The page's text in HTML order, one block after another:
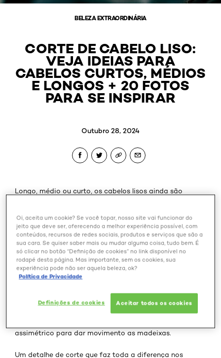
BELEZA EXTRAORDINÁRIA
CORTE DE CABELO LISO:
VEJA IDEIAS PARA
CABELOS CURTOS, MÉDIOS
E LONGOS + 20 FOTOS
PARA SE INSPIRAR
Outubro 28, 2024
Longo, médio ou curto, os cabelos lisos ainda são
é que não é preciso cair na mesmice para apostar no
estilo: dá pra brincar com diferentes cortes e tamanhos
para transformar o visual. Quem é do time dos fios
curtinhos, por exemplo, pode escolher entre o
moderninho corte pixie ou as variações do corte bob,
enquanto as fãs do comprimento médio podem se
assimétrico para dar movimento as madeixas.
Um detalhe de corte que faz toda a diferença nos
Oi, aceita um cookie? Se você topar, nosso site vai funcionar do
jeito que deve ser, oferecendo a melhor experiência possível, com
conteúdos, recursos de redes sociais, produtos e serviços que são a
sua cara. Se quiser saber mais ou mudar alguma coisa, tudo bem. É
só clicar no botão “Definição de cookies” no link disponível no
rodapé desta página. Mas importante, sem os cookies, sua
experiência pode não ser aquela beleza, ok?
Política de Privacidade
Definições de cookies Aceitar todos os cookies